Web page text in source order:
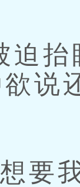
抬
说
要